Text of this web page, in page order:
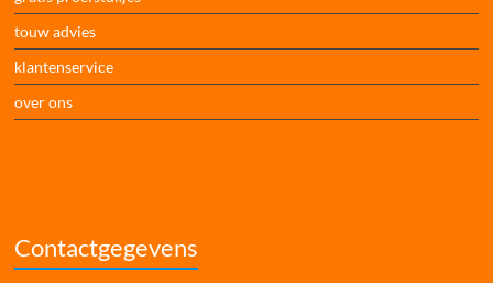
touw advies
klantenservice
over ons
Contactgegevens